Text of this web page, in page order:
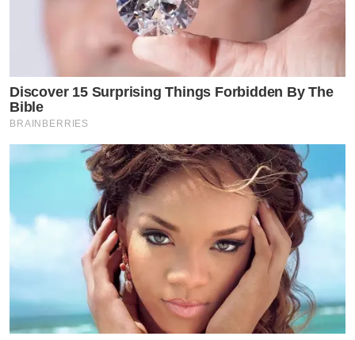
Discover 15 Surprising Things Forbidden By The
Bible
BRAINBERRIES